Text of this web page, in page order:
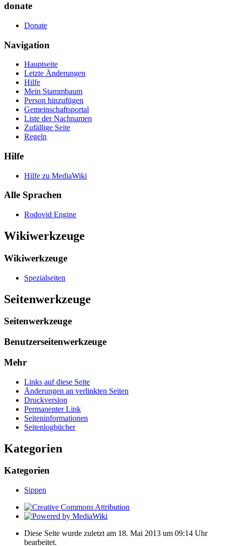
donate
Donate
Navigation
Hauptseite
Letzte Änderungen
Hilfe
Mein Stammbaum
Person hinzufügen
Gemeinschafts­portal
Liste der Nachnamen
Zufällige Seite
Regeln
Hilfe
Hilfe zu MediaWiki
Alle Sprachen
Rodovid Engine
Wikiwerkzeuge
Wikiwerkzeuge
Spezialseiten
Seitenwerkzeuge
Seitenwerkzeuge
Benutzerseitenwerkzeuge
Mehr
Links auf diese Seite
Änderungen an verlinkten Seiten
Druckversion
Permanenter Link
Seiten­­informationen
Seitenlogbücher
Kategorien
Kategorien
Sippen
Diese Seite wurde zuletzt am 18. Mai 2013 um 09:14 Uhr
bearbeitet.